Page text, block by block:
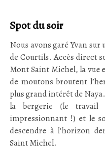
Spot du soir
Nous avons garé Yvan
de Courtils. Accès direct
Mont Saint Michel, la vue
de moutons broutent
plus grand intérêt de
la bergerie (le travail
impressionnant !) et le
descendre à l’horizon
Saint Michel.